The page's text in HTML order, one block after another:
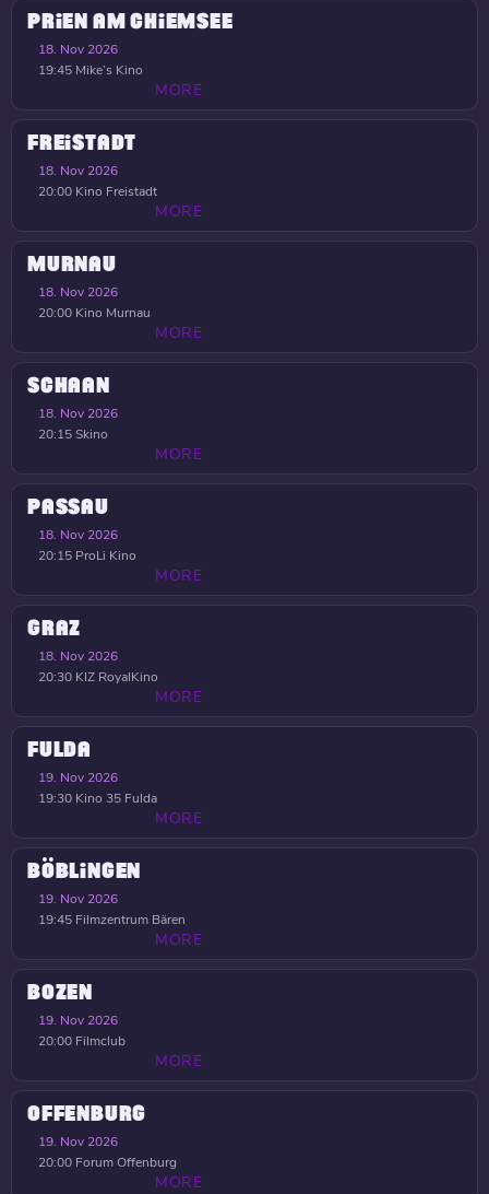
PRIEN AM CHIEMSEE
18. Nov 2026
19:45 Mike’s Kino
MORE
FREISTADT
18. Nov 2026
20:00 Kino Freistadt
MORE
MURNAU
18. Nov 2026
20:00 Kino Murnau
MORE
SCHAAN
18. Nov 2026
20:15Skino
MORE
PASSAU
18. Nov 2026
20:15 ProLi Kino
MORE
GRAZ
18. Nov 2026
20:30 KIZ RoyalKino
MORE
FULDA
19. Nov 2026
19:30 Kino 35 Fulda
MORE
BÖBLINGEN
19. Nov 2026
19:45 Filmzentrum Bären
MORE
BOZEN
19. Nov 2026
20:00 Filmclub
MORE
OFFENBURG
19. Nov 2026
20:00 Forum Offenburg
MORE